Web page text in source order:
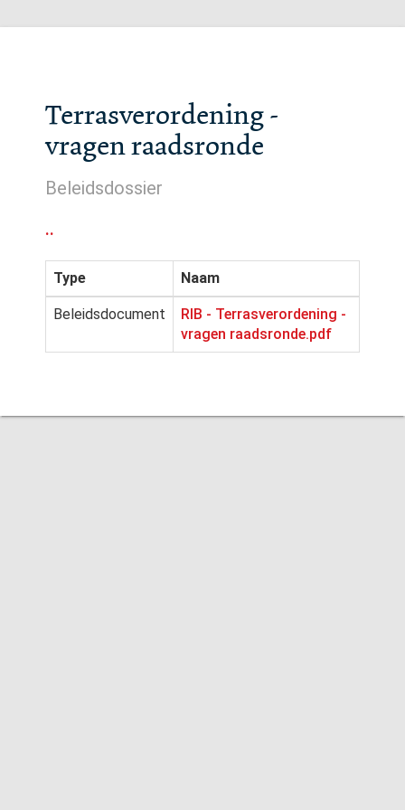
Terrasverordening -
vragen raadsronde
Beleidsdossier
..
Type Naam
Beleidsdocument
RIB - Terrasverordening -
vragen raadsronde.pdf